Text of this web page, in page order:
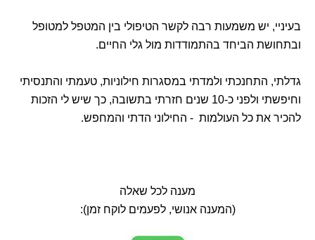
בעיניי, יש משמעות רבה לקשר הטיפולי בין המטפל למטופל
ובתחושת הביחד בהתמודדות מול גלי החיים.
גדלתי, התחנכתי ולמדתי במסגרות חילוניות, טעמתי והתנסיתי
וחיפשתי ולפני כ-10 שנים חזרתי בתשובה, כך שיש לי הזכות
להכיר את כל העולמות - החילוני הדתי והמחפש.
מענה לכל שאלה
(המענה אנושי, לפעמים לוקח זמן):